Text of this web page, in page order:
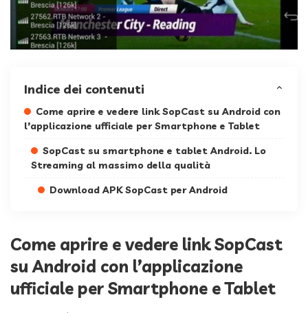
Indice dei contenuti
Come aprire e vedere link SopCast su Android con
l’applicazione ufficiale per Smartphone e Tablet
SopCast su smartphone e tablet Android. Lo
Streaming al massimo della qualità
Download APK SopCast per Android
Come aprire e vedere link SopCast
su Android con l’applicazione
ufficiale per Smartphone e Tablet